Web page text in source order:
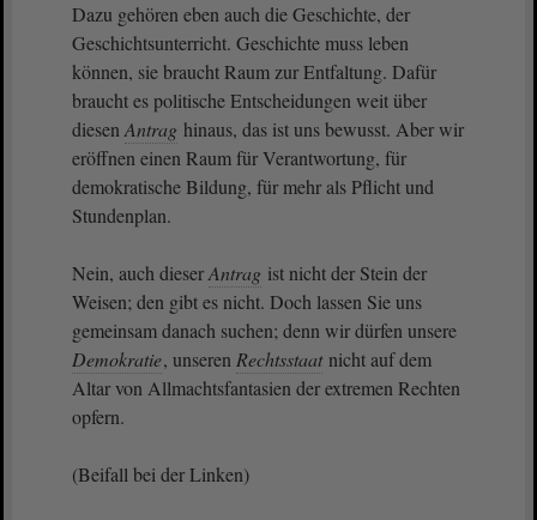
Dazu gehören eben auch die Geschichte, der
Geschichtsunterricht. Geschichte muss leben
können, sie braucht Raum zur Entfaltung. Dafür
braucht es politische Entscheidungen weit über
diesen Antrag hinaus, das ist uns bewusst. Aber wir
eröffnen einen Raum für Verantwortung, für
demokratische Bildung, für mehr als Pflicht und
Stundenplan.
Nein, auch dieserAntrag ist nicht der Stein der
Weisen; den gibt es nicht. Doch lassen Sie uns
gemeinsam danach suchen; denn wir dürfen unsere
Demokratie, unseren Rechtsstaat nicht auf dem
Altar von Allmachtsfantasien der extremen Rechten
opfern.
(Beifall bei der Linken)